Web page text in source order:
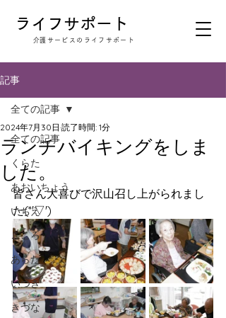
​ライフサポート
​介護サービスのライフサポート
記事
全ての記事
くらた
あおいちょう
いちえ
こころ
あらた
いつき
きづな
全ての記事
ランチバイキングをしま
した。
2024年7月30日 読了時間: 1分
皆さん大喜びで沢山召し上がられまし
た(*'▽')